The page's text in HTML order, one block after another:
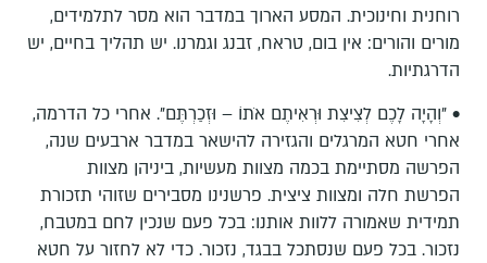
רוחנית וחינוכית. המסע הארוך במדבר הוא מסר לתלמידים,
מורים והורים: אין בום, טראח, זבנג וגמרנו. יש תהליך בחיים, יש
הדרגתיות.
• "וְהָיָה לָכֶם לְצִיצִת וּרְאִיתֶם אֹתוֹ – וּזְכַרְתֶּם". אחרי כל הדרמה,
אחרי חטא המרגלים והגזירה להישאר במדבר ארבעים שנה,
הפרשה מסתיימת בכמה מצוות מעשיות, ביניהן מצוות
הפרשת חלה ומצוות ציצית. פרשנינו מסבירים שזוהי תזכורת
תמידית שאמורה ללוות אותנו: בכל פעם שנכין לחם במטבח,
נזכור. בכל פעם שנסתכל בבגד, נזכור. כדי לא לחזור על חטא